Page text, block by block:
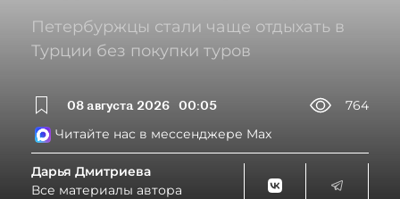
Петербуржцы стали чаще отдыхать в
Турции без покупки туров
08 августа 2026 00:05
764
Читайте нас в мессенджере Max
Дарья Дмитриева
Все материалы автора